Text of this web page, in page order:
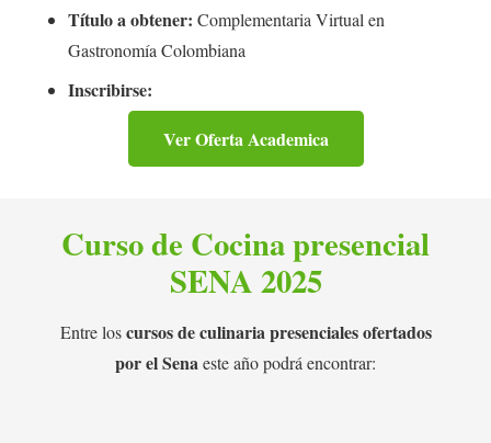
Título a obtener: Complementaria Virtual en
Gastronomía Colombiana
Inscribirse:
Ver Oferta Academica
Curso de Cocina presencial
SENA 2025
Entre loscursos de culinaria presenciales ofertados
por el Senaeste año podrá encontrar: